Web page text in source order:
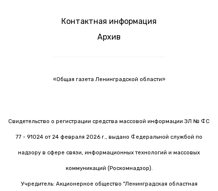
Контактная информация
Архив
«Общая газета Ленинградской области»
Свидетельство о регистрации средства массовой информации ЭЛ № ФС
77 - 91024 от 24 февраля 2026 г., выдано Федеральной службой по
надзору в сфере связи, информационных технологий и массовых
коммуникаций (Роскомнадзор).
Учредитель: Акционерное общество "Ленинградская областная